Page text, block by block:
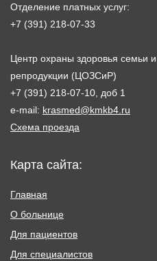
Отделение платных услуг:
+7 (391) 218-07-33
Центр охраны здоровья семьи и
репродукции (ЦОЗСиР)
+7 (391) 218-07-10, доб 1
e-mail: krasmed@kmkb4.ru
Схема проезда
Карта сайта:
Главная
О больнице
Для пациентов
Для специалистов